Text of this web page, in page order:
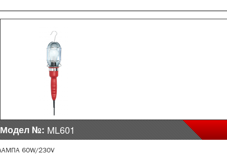
Модел №:ML601
60W/230V